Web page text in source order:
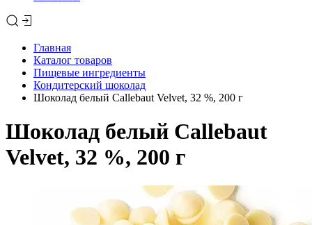
Главная
Каталог товаров
Пищевые ингредиенты
Кондитерский шоколад
Шоколад белый Callebaut Velvet, 32 %, 200 г
Шоколад белый Callebaut
Velvet, 32 %, 200 г